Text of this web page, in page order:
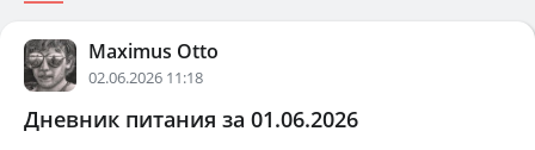
Maximus Otto
02.06.2026 11:18
Дневник питания за 01.06.2026